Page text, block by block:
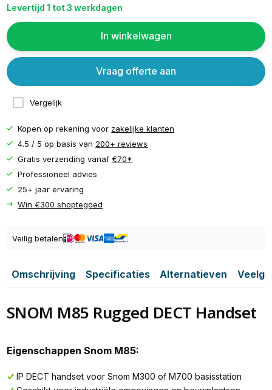
Levertijd 1 tot 3 werkdagen
In winkelwagen
Vergelijk
Vraag offerte aan
Kopen op rekening voor zakelijke klanten
4.5 / 5 op basis van 200+ reviews
Gratis verzending vanaf€70*
Professioneel advies
25+ jaar ervaring
Win €300 shoptegoed
Veilig betalen
Omschrijving Specificaties Alternatieven
SNOM M85 Rugged DECT Handset
Eigenschappen Snom M85:
IP DECT handset voor Snom M300 of M700 basisstation